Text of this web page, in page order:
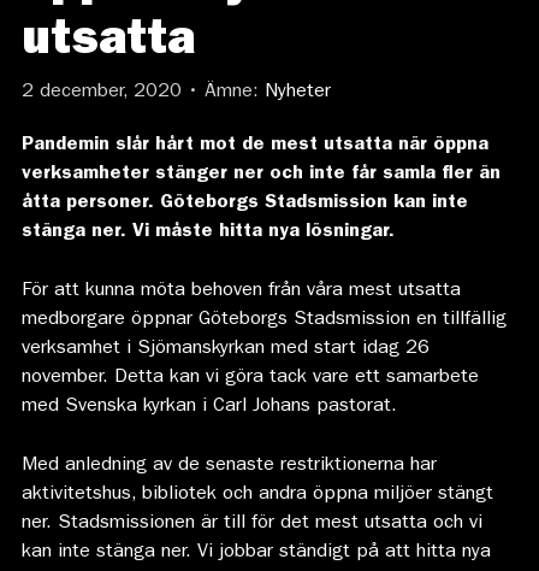
utsatta
2 december, 2020 • Ämne: Nyheter
Pandemin slår hårt mot de mest utsatta när öppna
verksamheter stänger ner och inte får samla fler än
åtta personer. Göteborgs Stadsmission kan inte
stänga ner. Vi måste hitta nya lösningar.
För att kunna möta behoven från våra mest utsatta
medborgare öppnar Göteborgs Stadsmission en tillfällig
verksamhet i Sjömanskyrkan med start idag 26
november. Detta kan vi göra tack vare ett samarbete
med Svenska kyrkan i Carl Johans pastorat.
Med anledning av de senaste restriktionerna har
aktivitetshus, bibliotek och andra öppna miljöer stängt
ner. Stadsmissionen är till för det mest utsatta och vi
kan inte stänga ner. Vi jobbar ständigt på att hitta nya